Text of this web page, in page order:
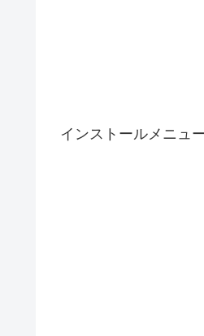
インストールメニュ